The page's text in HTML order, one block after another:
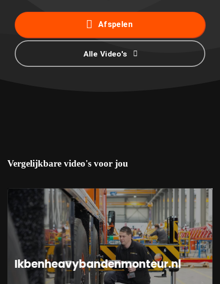
Afspelen
Alle Video's
Vergelijkbare video's voor jou
Ikbenheavybandenmonteur.nl